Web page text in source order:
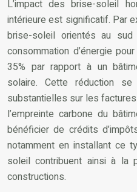
L’impact des brise-soleil
intérieure est significatif. Par
brise-soleil orientés au
consommation d’énergie
35% par rapport à un
solaire. Cette réduction
substantielles sur les factures
l’empreinte carbone du
bénéficier de crédits
notamment en installant ce
soleil contribuent ainsi à la
constructions.